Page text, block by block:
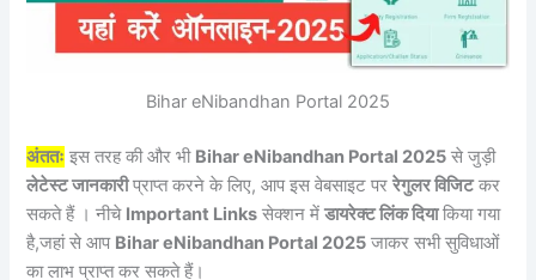
Bihar eNibandhan Portal 2025
अंततः इस तरह की और भी Bihar eNibandhan Portal 2025 से जुड़ी
लेटेस्ट जानकारीप्राप्त करने के लिए, आप इस वेबसाइट पररेगुलर विजिटकर
सकते हैं । नीचे Important Links सेक्शन मेंडायरेक्ट लिंक दियाकिया गया
है,जहां से आप Bihar eNibandhan Portal 2025 जाकर सभी सुविधाओं
का लाभ प्राप्त कर सकते हैं।